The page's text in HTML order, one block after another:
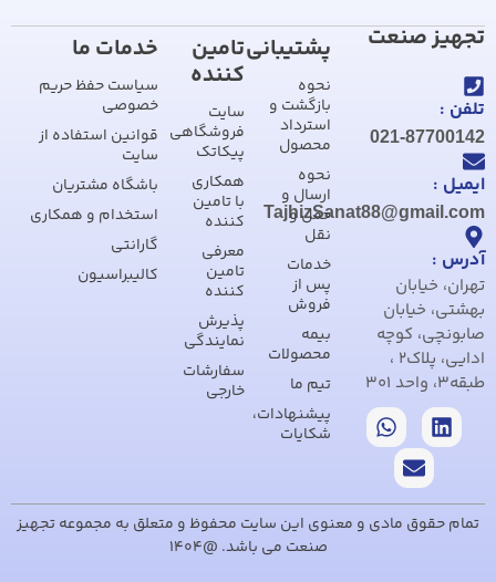
تجهیز صنعت
تلفن :
021-87700142
ایمیل :
TajhizSanat88@gmail.com
آدرس :
تهران، خیابان
بهشتی، خیابان
صابونچی، کوچه
ادایی، پلاک2 ،
طبقه3، واحد 301
پشتیبانی
نحوه
بازگشت و
استرداد
محصول
نحوه
ارسال و
حمل و
نقل
خدمات
پس از
فروش
بیمه
محصولات
تیم ما
پیشنهادات،
شکایات
تامین
کننده
سایت
فروشگاهی
پیکاتک
همکاری
با تامین
کننده
معرفی
تامین
کننده
پذیرش
نمایندگی
سفارشات
خارجی
خدمات ما
سیاست حفظ حریم
خصوصی
قوانین استفاده از
سایت
باشگاه مشتریان
استخدام و همکاری
گارانتی
کالیبراسیون
تمام حقوق مادی و معنوی این سایت محفوظ و متعلق به مجموعه تجهیز
صنعت می باشد. @1404